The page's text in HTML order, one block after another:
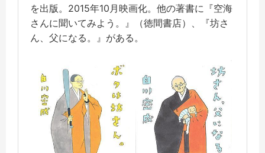
を出版。2015年10月映画化。他の著書に『空海
さんに聞いてみよう。』（徳間書店）、『坊さ
ん、父になる。』がある。